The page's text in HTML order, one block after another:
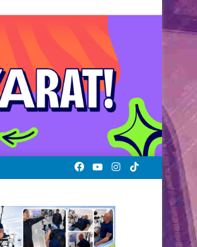
TikTok
Instagram
YouTube
Facebook